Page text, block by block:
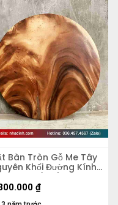
Bàn Tròn Gỗ Me Tây
Khối Đường Kính
Dày 4,2 (cm)
₫